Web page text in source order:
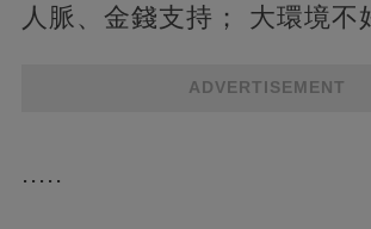
人脈、金錢支持； 大環境不
ADVERTISEMENT
.....